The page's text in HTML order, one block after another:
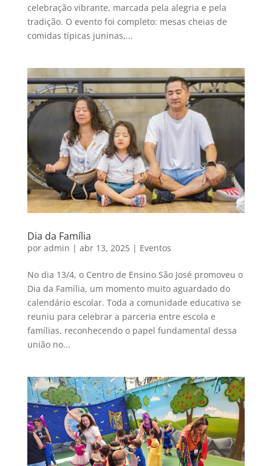
celebração vibrante, marcada pela alegria e pela
tradição. O evento foi completo: mesas cheias de
comidas típicas juninas,...
Dia da Família
por admin | abr 13, 2025| Eventos
No dia 13/4, o Centro de Ensino São José promoveu o
Dia da Família, um momento muito aguardado do
calendário escolar. Toda a comunidade educativa se
reuniu para celebrar a parceria entre escola e
famílias, reconhecendo o papel fundamental dessa
união no...